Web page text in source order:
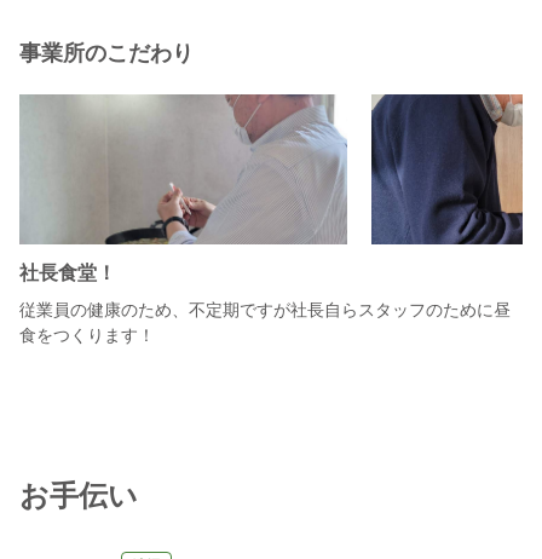
事業所のこだわり
社長食堂！
従業員の健康のため、不定期ですが社長自らスタッフのために昼
お手伝い